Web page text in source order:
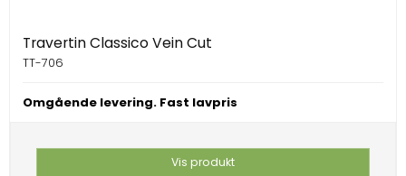
Travertin Classico Vein Cut
TT-706
Omgående levering. Fast lavpris
Vis produkt